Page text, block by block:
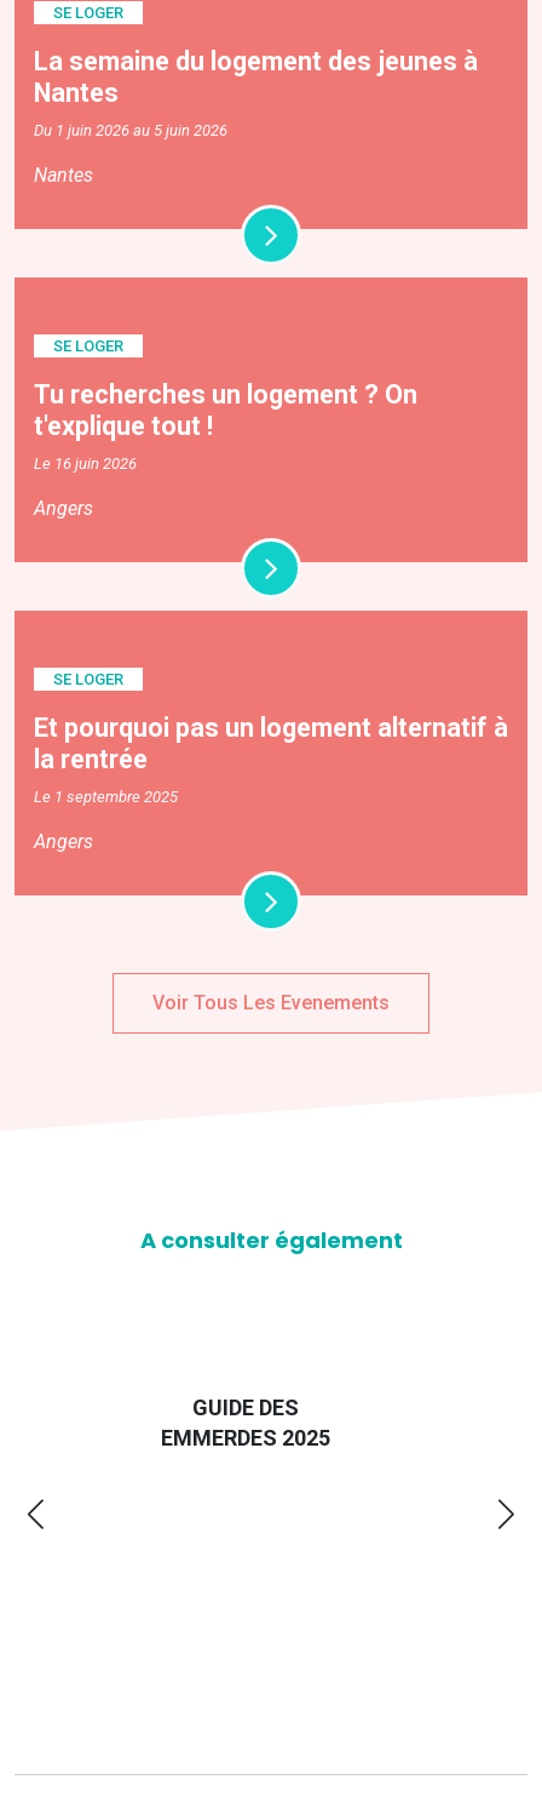
SE LOGER
La semaine du logement des jeunes à
Nantes
Du 1 juin 2026 au 5 juin 2026
Nantes
SE LOGER
Tu recherches un logement ? On
t'explique tout !
Le 16 juin 2026
Angers
SE LOGER
Et pourquoi pas un logement alternatif à
la rentrée
Le 1 septembre 2025
Angers
Voir Tous Les Evenements
A consulter également
GUIDE DES
EMMERDES 2025